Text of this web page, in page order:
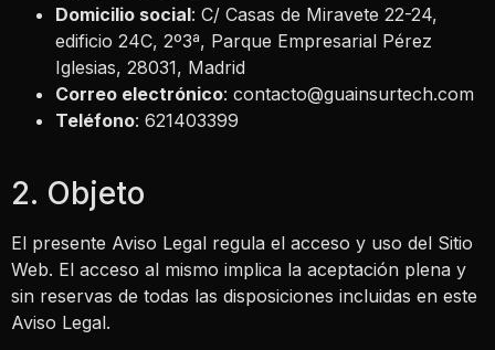
Domicilio social: C/ Casas de Miravete 22-24,
edificio 24C, 2º3ª, Parque Empresarial Pérez
Iglesias, 28031, Madrid
Correo electrónico: contacto@guainsurtech.com
Teléfono: 621403399
2. Objeto
El presente Aviso Legal regula el acceso y uso del Sitio
Web. El acceso al mismo implica la aceptación plena y
sin reservas de todas las disposiciones incluidas en este
Aviso Legal.